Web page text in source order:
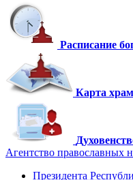
Расписание
Карта
Агентство православных
Президента